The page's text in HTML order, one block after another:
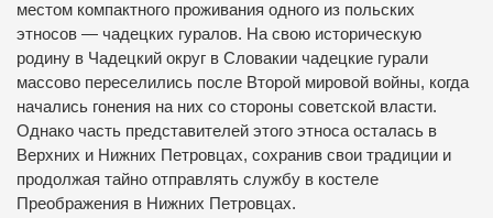
местом компактного проживания одного из польских
этносов — чадецких гуралов. На свою историческую
родину в Чадецкий округ в Словакии чадецкие гурали
массово переселились после Второй мировой войны, когда
начались гонения на них со стороны советской власти.
Однако часть представителей этого этноса осталась в
Верхних и Нижних Петровцах, сохранив свои традиции и
продолжая тайно отправлять службу в костеле
Преображения в Нижних Петровцах.